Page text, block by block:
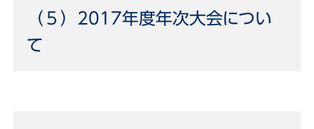
（５）2017年度年次大会につい
て